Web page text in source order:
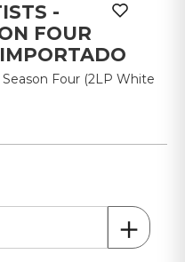
-
FOUR
Four (2LP White
＋